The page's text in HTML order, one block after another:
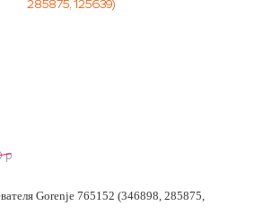
p
Gorenje 765152 (346898, 285875,